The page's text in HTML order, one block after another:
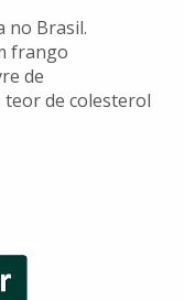
no Brasil.
frango
de
de colesterol